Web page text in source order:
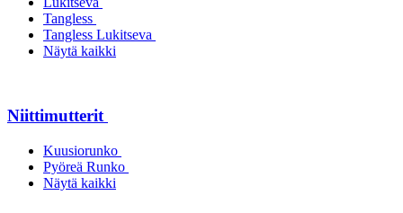
Tangless
Tangless Lukitseva
Näytä kaikki
Niittimutterit
Kuusiorunko
Pyöreä Runko
Näytä kaikki